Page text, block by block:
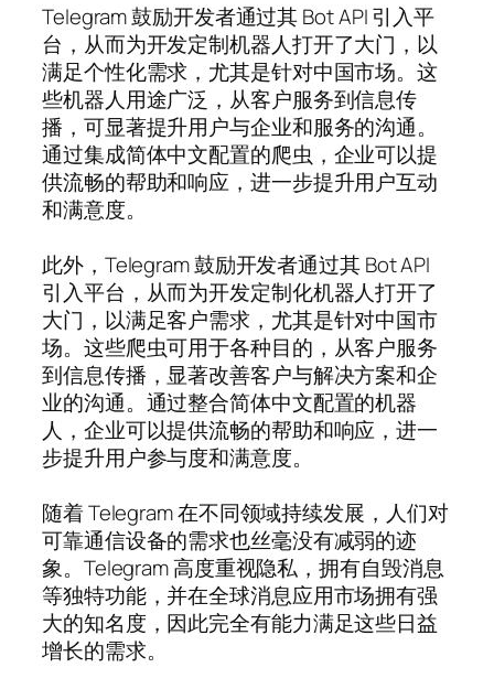
Telegram 鼓励开发者通过其 Bot API 引入平
台，从而为开发定制机器人打开了大门，以
满足个性化需求，尤其是针对中国市场。这
些机器人用途广泛，从客户服务到信息传
播，可显著提升用户与企业和服务的沟通。
通过集成简体中文配置的爬虫，企业可以提
供流畅的帮助和响应，进一步提升用户互动
和满意度。
此外，Telegram 鼓励开发者通过其 Bot API
引入平台，从而为开发定制化机器人打开了
大门，以满足客户需求，尤其是针对中国市
场。这些爬虫可用于各种目的，从客户服务
到信息传播，显著改善客户与解决方案和企
业的沟通。通过整合简体中文配置的机器
人，企业可以提供流畅的帮助和响应，进一
步提升用户参与度和满意度。
随着 Telegram 在不同领域持续发展，人们对
可靠通信设备的需求也丝毫没有减弱的迹
象。Telegram 高度重视隐私，拥有自毁消息
等独特功能，并在全球消息应用市场拥有强
大的知名度，因此完全有能力满足这些日益
增长的需求。